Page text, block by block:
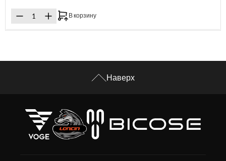
В корзину
Наверх